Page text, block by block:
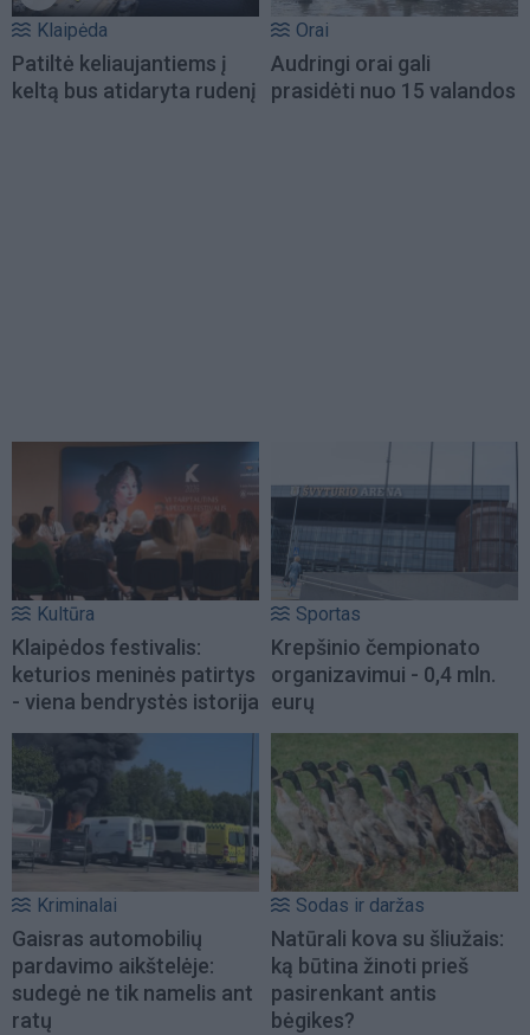
Klaipėda
Patiltė keliaujantiems į
keltą bus atidaryta rudenį
Orai
Audringi orai gali
prasidėti nuo 15 valandos
Kultūra
Klaipėdos festivalis:
keturios meninės patirtys
- viena bendrystės istorija
Sportas
Krepšinio čempionato
organizavimui - 0,4 mln.
eurų
Kriminalai
Gaisras automobilių
pardavimo aikštelėje:
sudegė ne tik namelis ant
ratų
Sodas ir daržas
Natūrali kova su šliužais:
ką būtina žinoti prieš
pasirenkant antis
bėgikes?